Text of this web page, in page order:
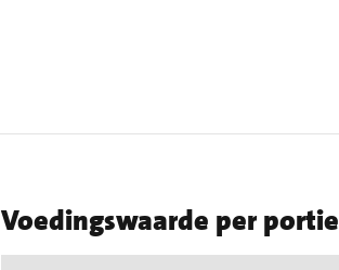
Voedingswaarde per portie